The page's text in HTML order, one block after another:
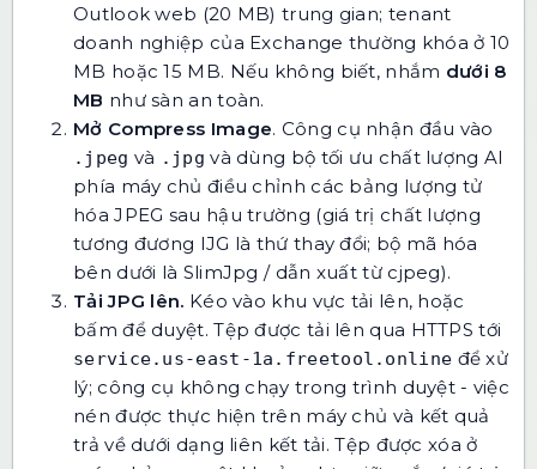
Outlook web (20 MB) trung gian; tenant
doanh nghiệp của Exchange thường khóa ở 10
MB hoặc 15 MB. Nếu không biết, nhắm dưới 8
MB như sàn an toàn.
Mở Compress Image. Công cụ nhận đầu vào
.jpeg và .jpg và dùng bộ tối ưu chất lượng AI
phía máy chủ điều chỉnh các bảng lượng tử
hóa JPEG sau hậu trường (giá trị chất lượng
tương đương IJG là thứ thay đổi; bộ mã hóa
bên dưới là SlimJpg / dẫn xuất từ cjpeg).
Tải JPG lên. Kéo vào khu vực tải lên, hoặc
bấm để duyệt. Tệp được tải lên qua HTTPS tới
service.us-east-1a.freetool.online để xử
lý; công cụ không chạy trong trình duyệt - việc
nén được thực hiện trên máy chủ và kết quả
trả về dưới dạng liên kết tải. Tệp được xóa ở